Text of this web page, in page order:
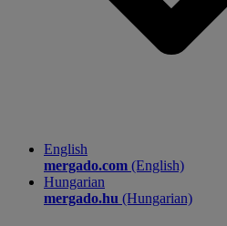
English
mergado.com (English)
Hungarian
mergado.hu (Hungarian)